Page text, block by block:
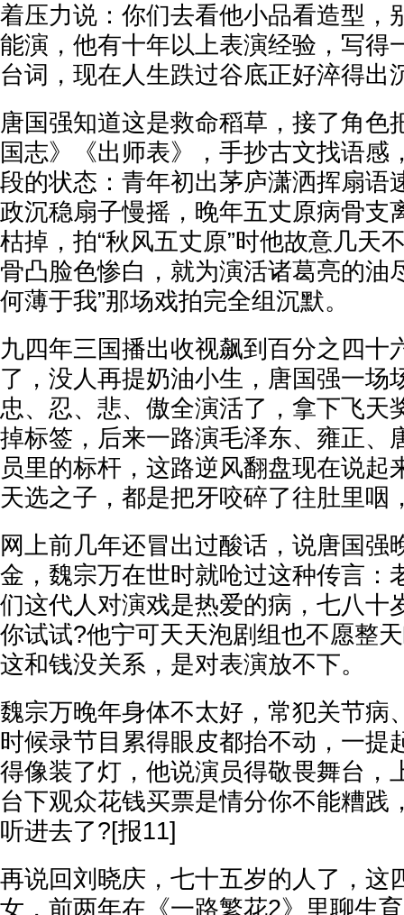
着压力说：你们去看他小品看造型，
能演，他有十年以上表演经验，写得
台词，现在人生跌过谷底正好淬得出
唐国强知道这是救命稻草，接了角色
国志》《出师表》，手抄古文找语感
段的状态：青年初出茅庐潇洒挥扇语
政沉稳扇子慢摇，晚年五丈原病骨支
枯掉，拍“秋风五丈原”时他故意几天
骨凸脸色惨白，就为演活诸葛亮的油
何薄于我”那场戏拍完全组沉默。
九四年三国播出收视飙到百分之四十
了，没人再提奶油小生，唐国强一场
忠、忍、悲、傲全演活了，拿下飞天
掉标签，后来一路演毛泽东、雍正、
员里的标杆，这路逆风翻盘现在说起
天选之子，都是把牙咬碎了往肚里咽
网上前几年还冒出过酸话，说唐国强
金，魏宗万在世时就呛过这种传言：
们这代人对演戏是热爱的病，七八十
你试试?他宁可天天泡剧组也不愿整
这和钱没关系，是对表演放不下。
魏宗万晚年身体不太好，常犯关节病
时候录节目累得眼皮都抬不动，一提
得像装了灯，他说演员得敬畏舞台，
台下观众花钱买票是情分你不能糟践
听进去了?[报11]
再说回刘晓庆，七十五岁的人了，这
女，前两年在《一路繁花2》里聊生